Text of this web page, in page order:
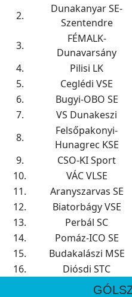
2.
Dunakanyar SE-
Szentendre
3.
FÉMALK-
Dunavarsány
4.
Pilisi LK
5.
Ceglédi VSE
6.
Bugyi-OBO SE
7.
VS Dunakeszi
8.
Felsőpakonyi-
Hunagrec KSE
9.
CSO-KI Sport
10.
VÁC VLSE
11.
Aranyszarvas SE
12.
Biatorbágy VSE
13.
Perbál SC
14.
Pomáz-ICO SE
15.
Budakalászi MSE
16.
Diósdi STC